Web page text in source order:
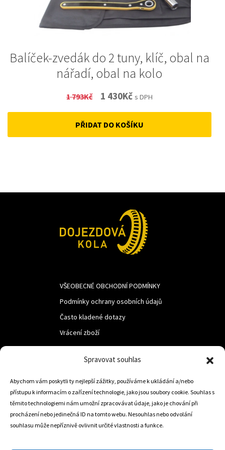
Spravovat souhlas
Abychom vám poskytli ty nejlepší zážitky, používáme k ukládání a/nebo
přístupu k informacím o zařízení technologie, jako jsou soubory cookie. Souhlas s
těmito technologiemi nám umožní zpracovávat údaje, jako je chování při
procházení nebo jedinečná ID na tomto webu. Nesouhlas nebo odvolání
souhlasu může nepříznivě ovlivnit určité vlastnosti a funkce.
Balíček-zvedák do 2 tuny, klíč, obal na
nářadí, obal na kolo
1 793Kč
Original
price
was:
1 430KčCurrent
price
is:
s DPH
PŘIDAT DO KOŠÍKU
VŠEOBECNÉ OBCHODNÍ PODMÍNKY
Podmínky ochrany osobních údajů
Často kladené dotazy
Vrácení zboží
LUF s.r.o.
Nám. M.R.Štefanika 518,
Trstená 02801